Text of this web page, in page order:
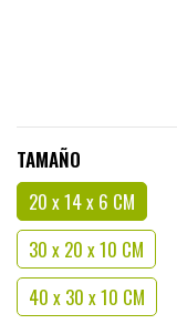
TAMAÑO
20 x 14 x 6 CM
30 x 20 x 10 CM
40 x 30 x 10 CM